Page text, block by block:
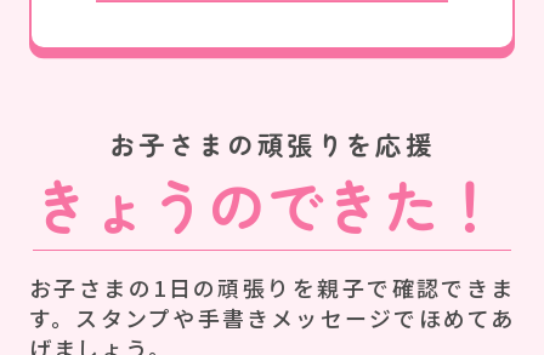
お子さまの頑張りを応援
きょうのできた！
お子さまの1日の頑張りを親子で確認できま
す。スタンプや手書きメッセージでほめてあ
げましょう。